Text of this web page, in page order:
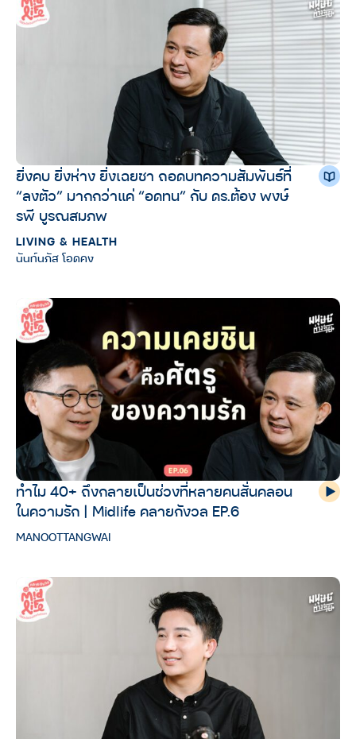
ยิ่งคบ ยิ่งห่าง ยิ่งเฉยชา ถอดบทความสัมพันธ์ที่
“ลงตัว” มากกว่าแค่ “อดทน” กับ ดร.ต้อง พงษ์
รพี บูรณสมภพ
LIVING & HEALTH
นันท์นภัส โอดคง
ทำไม 40+ ถึงกลายเป็นช่วงที่หลายคนสั่นคลอน
ในความรัก | Midlife คลายกังวล EP.6
MANOOTTANGWAI